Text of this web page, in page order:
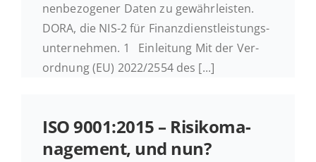
nen­be­zo­ge­ner Daten zu ge­währ­leis­ten.
DORA, die NIS-2 für Fi­nanz­dienst­leis­tungs­
un­ter­neh­men. 1 Ein­lei­tung Mit der Ver­
ord­nung (EU) 2022/2554 des [...]
ISO 9001:2015 – Ri­si­ko­ma­
nage­ment, und nun?